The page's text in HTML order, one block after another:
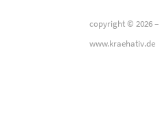
copyright © 2026 –
www.kraehativ.de